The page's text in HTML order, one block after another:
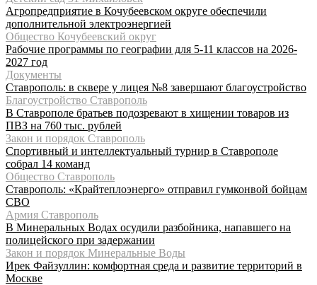
Агропредприятие в Кочубеевском округе обеспечили
дополнительной электроэнергией
Общество Кочубеевский округ
Рабочие программы по географии для 5-11 классов на 2026-
2027 год
Документы
Ставрополь: в сквере у лицея №8 завершают благоустройство
Благоустройство Ставрополь
В Ставрополе братьев подозревают в хищении товаров из
ПВЗ на 760 тыс. рублей
Закон и порядок Ставрополь
Спортивный и интеллектуальный турнир в Ставрополе
собрал 14 команд
Общество Ставрополь
Ставрополь: «Крайтеплоэнерго» отправил гумконвой бойцам
СВО
Армия Ставрополь
В Минеральных Водах осудили разбойника, напавшего на
полицейского при задержании
Закон и порядок Минеральные Воды
Ирек Файзуллин: комфортная среда и развитие территорий в
Москве